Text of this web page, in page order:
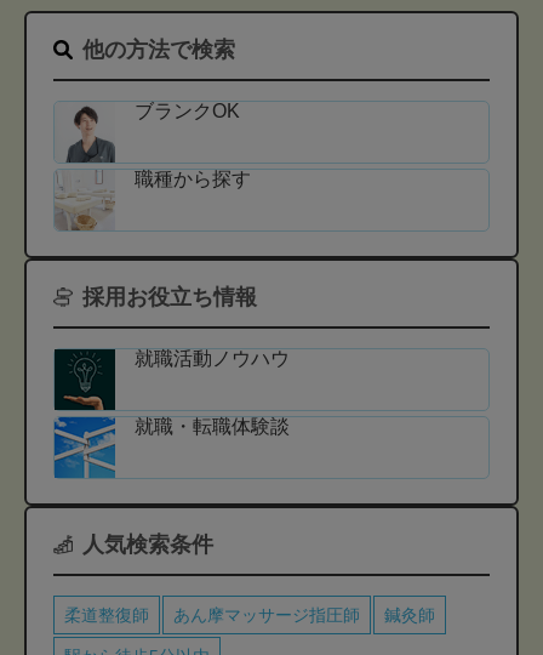
他の方法で検索
ブランクOK
職種から探す
採用お役立ち情報
就職活動ノウハウ
就職・転職体験談
人気検索条件
柔道整復師 あん摩マッサージ指圧師 鍼灸師